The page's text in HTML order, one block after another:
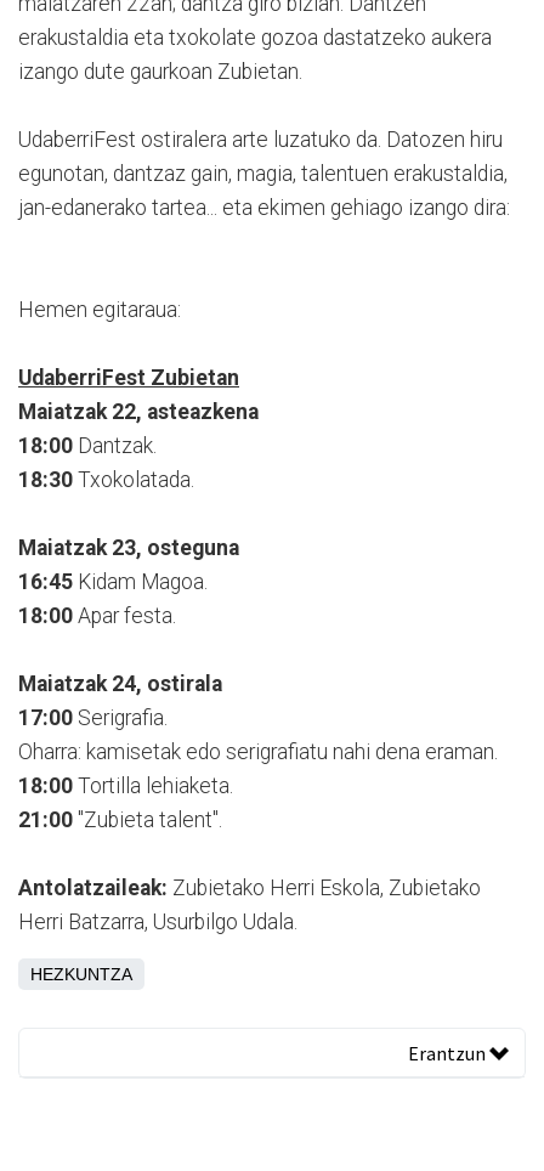
erakustaldia eta txokolate gozoa dastatzeko aukera
izango dute gaurkoan Zubietan.
UdaberriFest ostiralera arte luzatuko da. Datozen hiru
egunotan, dantzaz gain, magia, talentuen erakustaldia,
jan-edanerako tartea... eta ekimen gehiago izango dira:
Hemen egitaraua:
UdaberriFest Zubietan
Maiatzak 22, asteazkena
18:00 Dantzak.
18:30 Txokolatada.
Maiatzak 23, osteguna
16:45 Kidam Magoa.
18:00 Apar festa.
Maiatzak 24, ostirala
17:00 Serigrafia.
Oharra: kamisetak edo serigrafiatu nahi dena eraman.
18:00 Tortilla lehiaketa.
21:00 "Zubieta talent".
Antolatzaileak: Zubietako Herri Eskola, Zubietako
Herri Batzarra, Usurbilgo Udala.
HEZKUNTZA
Erantzun